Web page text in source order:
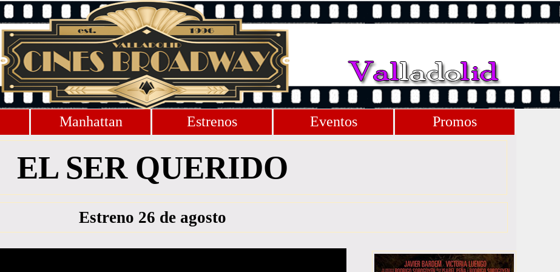
Manhattan Estrenos Eventos Promos
EL SER QUERIDO
Estreno 26 de agosto